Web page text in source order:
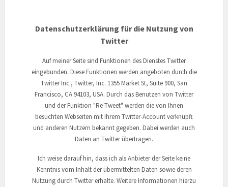
Datenschutzerklärung für die Nutzung von
Twitter
Auf meiner Seite sind Funktionen des Dienstes Twitter
eingebunden. Diese Funktionen werden angeboten durch die
Twitter Inc., Twitter, Inc. 1355 Market St, Suite 900, San
Francisco, CA 94103, USA. Durch das Benutzen von Twitter
und der Funktion "Re-Tweet" werden die von Ihnen
besuchten Webseiten mit Ihrem Twitter-Account verknüpft
und anderen Nutzern bekannt gegeben. Dabei werden auch
Daten an Twitter übertragen.
Ich weise darauf hin, dass ich als Anbieter der Seite keine
Kenntnis vom Inhalt der übermittelten Daten sowie deren
Nutzung durch Twitter erhalte. Weitere Informationen hierzu